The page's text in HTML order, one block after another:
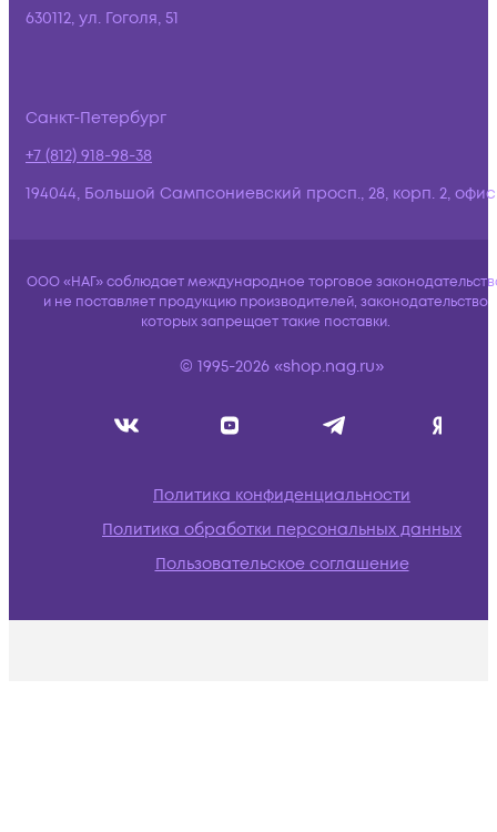
630112, ул. Гоголя, 51
Санкт-Петербург
+7 (812) 918-98-38
194044, Большой Сампсониевский просп., 28, корп. 2,
ООО «НАГ» соблюдает международное торговое
и не поставляет продукцию производителей, законодательство
которых запрещает такие поставки.
© 1995-2026 «shop.nag.ru»
Политика конфиденциальности
Политика обработки персональных данных
Пользовательское соглашение